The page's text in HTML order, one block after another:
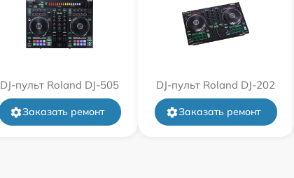
DJ-пульт Roland DJ-505
Заказать ремонт
DJ-пульт Roland DJ-202
Заказать ремонт